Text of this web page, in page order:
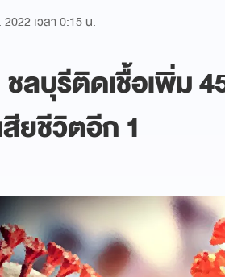
เวลา 0:15 น.
ลบุรีติดเชื้อเพิ่ม
ยชีวิตอีก 1